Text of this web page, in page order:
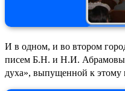
И в одном, и во втором
писем Б.Н. и Н.И.
духа», выпущенной к